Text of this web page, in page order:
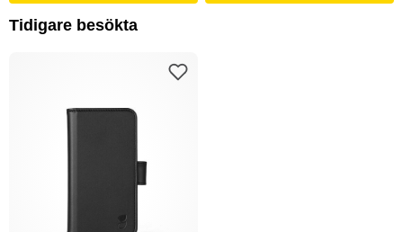
Tidigare besökta